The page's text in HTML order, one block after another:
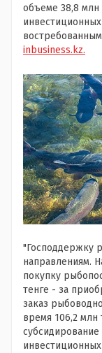
объеме 38,8 млн
inbusiness.kz.
"Господдержку
направлениям.
покупку
тенге - за
заказ
время 106,2